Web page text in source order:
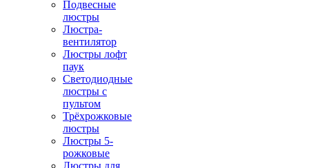
Подвесные
люстры
Люстра-
вентилятор
Люстры лофт
паук
Светодиодные
люстры с
пультом
Трёхрожковые
люстры
Люстры 5-
рожковые
Люстры для